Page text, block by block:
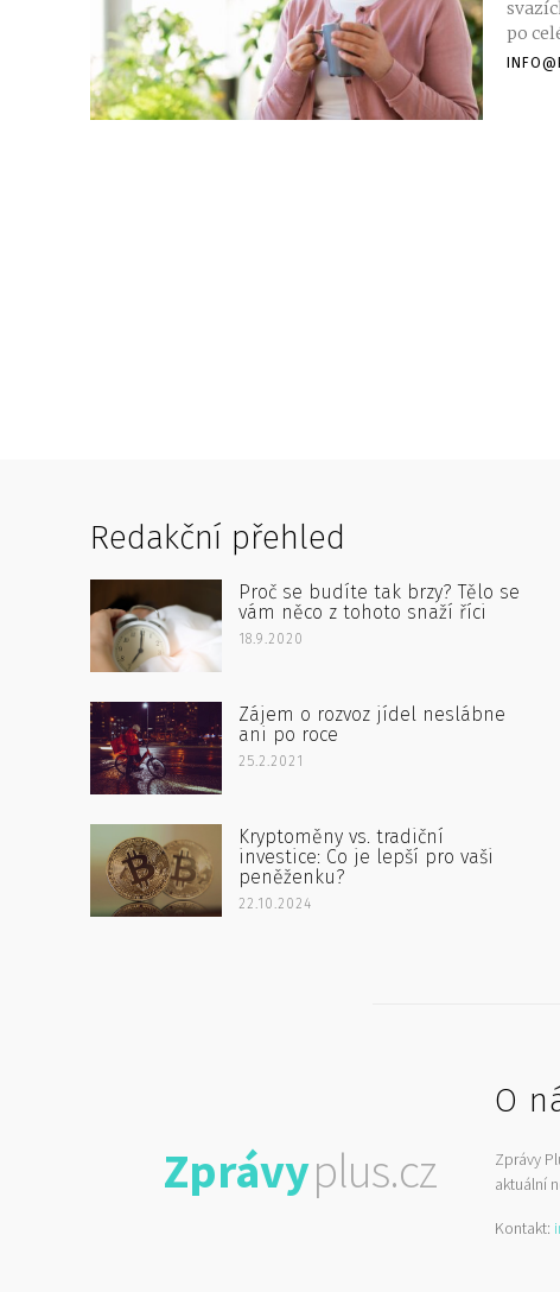
po
Redakční přehled
Proč se budíte tak brzy? Tělo se
vám něco z tohoto snaží říci
18.9.2020
Zájem o rozvoz jídel neslábne
ani po roce
25.2.2021
Kryptoměny vs. tradiční
investice: Co je lepší pro vaši
peněženku?
22.10.2024
Zprávyplus.cz
O
Zprávy
aktuální
Kontakt: